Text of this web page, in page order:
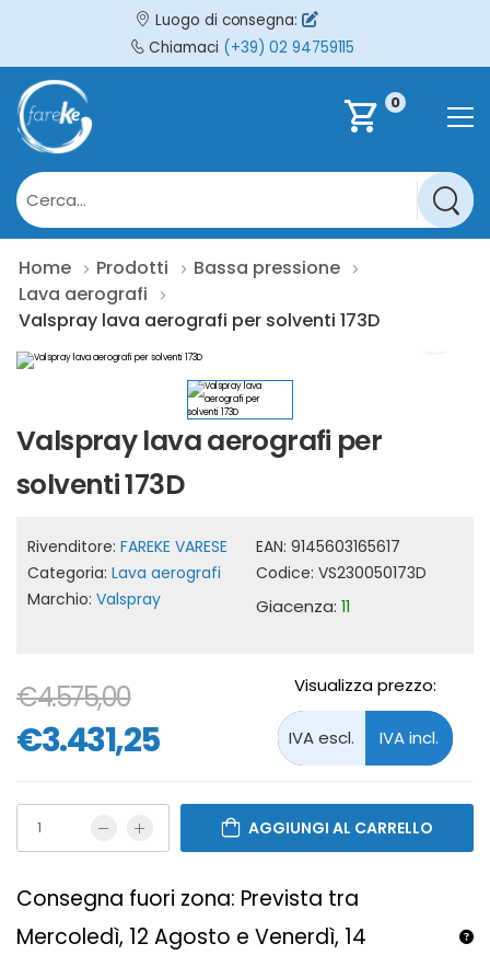
Luogo di consegna:
Chiamaci (+39) 02 94759115
shopping_cart 0
Home Prodotti
Bassa pressione
Lava aerografi
Valspray lava aerografi per solventi 173D
Valspray lava aerografi per
solventi 173D
Rivenditore: FAREKE VARESE
Categoria: Lava aerografi
Marchio: Valspray
EAN: 9145603165617
Codice: VS230050173D
Giacenza: 11
€4.575,00
€3.431,25
Visualizza prezzo:
AGGIUNGI AL CARRELLO
Consegna fuori zona: Prevista tra
Mercoledì, 12 Agosto e Venerdì, 14